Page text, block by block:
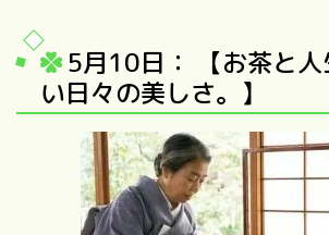
5月10日： 【お茶と
い日々の美しさ。】